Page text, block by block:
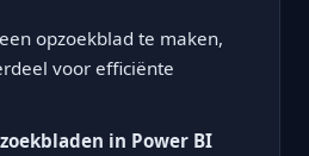
opzoekblad te maken,
voor efficiënte
in Power BI